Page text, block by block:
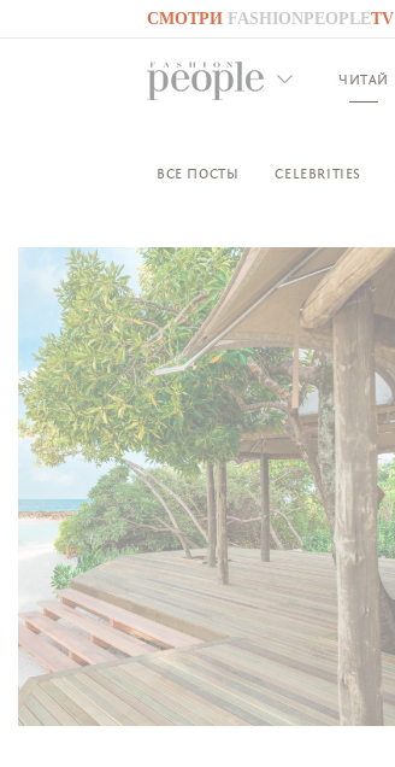
СМОТРИ FASHIONPEOPLETV
GO TO FASHIONPEOPLE
ЧИТАЙ
ВСЕ ПОСТЫ CELEBRITIES